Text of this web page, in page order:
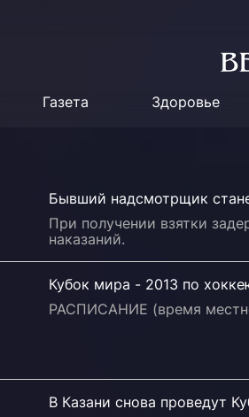
Газета Здоровье
Бывший надсмотрщик
При получении взятки
наказаний.
Кубок мира - 2013 по
РАСПИСАНИЕ (время
В Казани снова проведут